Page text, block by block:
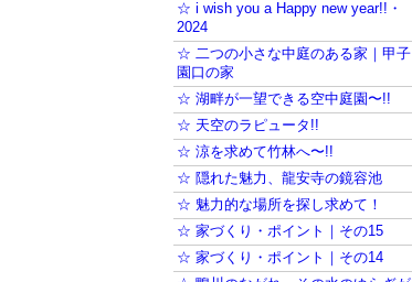
☆ i wish you a Happy new year!!・
2024
☆ 二つの小さな中庭のある家｜甲子
園口の家
☆ 湖畔が一望できる空中庭園〜!!
☆ 天空のラピュータ!!
☆ 涼を求めて竹林へ〜!!
☆ 隠れた魅力、龍安寺の鏡容池
☆ 魅力的な場所を探し求めて！
☆ 家づくり・ポイント｜その15
☆ 家づくり・ポイント｜その14